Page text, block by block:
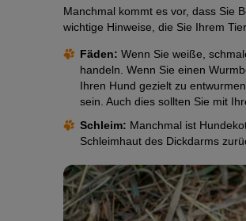
Manchmal kommt es vor, dass Sie
wichtige Hinweise, die Sie Ihrem
Fäden: Wenn Sie weiße,
handeln. Wenn Sie einen
Ihren Hund gezielt zu
sein. Auch dies sollten Sie mit
Schleim: Manchmal ist
Schleimhaut des Dickdarms